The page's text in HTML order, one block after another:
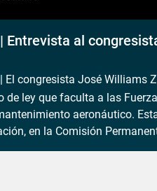
Entrevista al
El congresista José Williams
de ley que faculta a las
aeronáutico.
en la Comisión